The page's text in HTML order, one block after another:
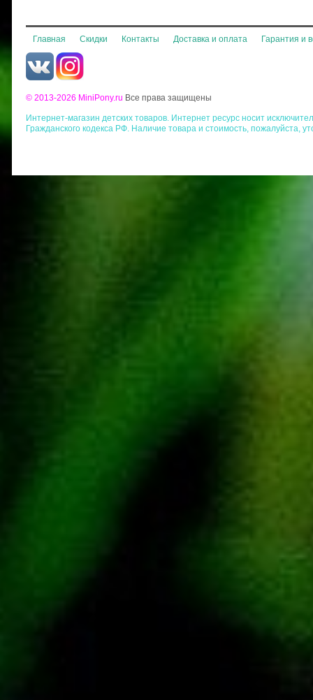
Главная Скидки Контакты Доставка и оплата Гарантия и
© 2013-2026 MiniPony.ru Все права защищены
Интернет-магазин детских товаров. Интернет ресурс носит
Гражданского кодекса РФ. Наличие товара и стоимость, пожалуйста,